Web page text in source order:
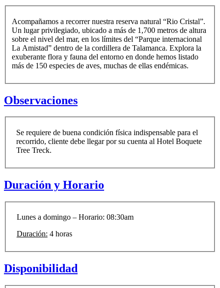
Acompañamos a recorrer nuestra reserva natural “Rio Cristal”.
Un lugar privilegiado, ubicado a más de 1,700 metros de altura
sobre el nivel del mar, en los límites del “Parque internacional
La Amistad” dentro de la cordillera de Talamanca. Explora la
exuberante flora y fauna del entorno en donde hemos listado
más de 150 especies de aves, muchas de ellas endémicas.
Observaciones
Se requiere de buena condición física indispensable para el
recorrido, cliente debe llegar por su cuenta al Hotel Boquete
Tree Treck.
Duración y Horario
Lunes a domingo – Horario: 08:30am
Duración: 4 horas
Disponibilidad